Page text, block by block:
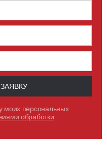
моих персональных
обработки